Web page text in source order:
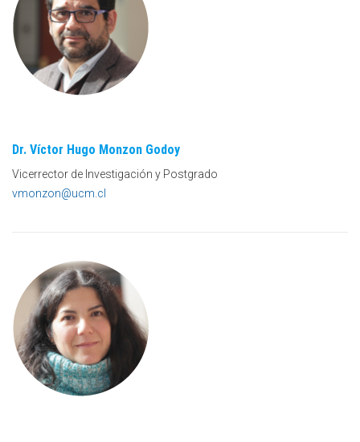
Dr. Víctor Hugo Monzon Godoy
Vicerrector de Investigación y Postgrado
vmonzon@ucm.cl